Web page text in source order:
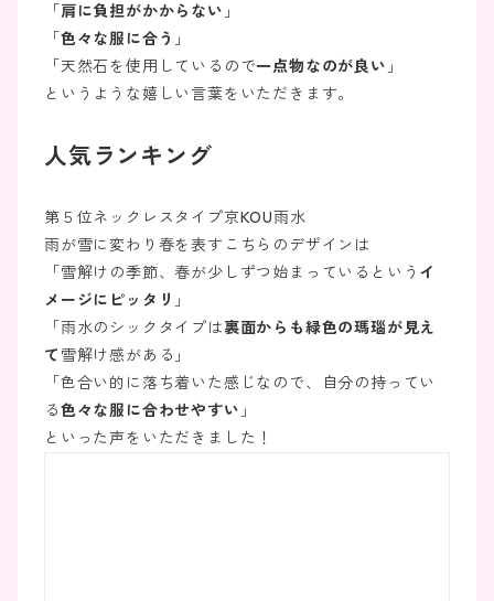
「肩に負担がかからない 」
「色々な服に合う 」
「天然石を使用しているので一点物なのが良い 」
というような嬉しい言葉をいただきます。
人気ランキング
第５位ネックレスタイプ京KOU雨水
雨が雪に変わり春を表すこちらのデザインは
「雪解けの季節、春が少しずつ始まっているという イ
メージにピッタリ 」
「雨水のシックタイプは裏面からも緑色の瑪瑙が見え
て 雪解け感がある」
「色合い的に落ち着いた感じなので、自分の持ってい
る色々な服に合わせやすい 」
といった声をいただきました！